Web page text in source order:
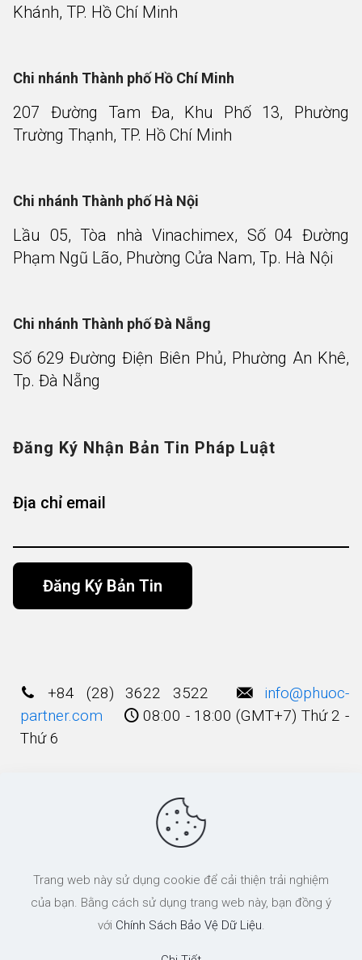
Khánh, TP. Hồ Chí Minh
Chi nhánh Thành phố Hồ Chí Minh
207 Đường Tam Đa, Khu Phố 13, Phường
Trường Thạnh, TP. Hồ Chí Minh
Chi nhánh Thành phố Hà Nội
Lầu 05, Tòa nhà Vinachimex, Số 04 Đường
Phạm Ngũ Lão, Phường Cửa Nam, Tp. Hà Nội
Chi nhánh Thành phố Đà Nẵng
Số 629 Đường Điện Biên Phủ, Phường An Khê,
Tp. Đà Nẵng
Đăng Ký Nhận Bản Tin Pháp Luật
Địa chỉ email
+84 (28) 3622 3522
info@phuoc-
partner.com
08:00 - 18:00 (GMT+7) Thứ 2 -
Thứ 6
© 2003 - 2025 Bản quyền thuộc về Công Ty
Luật TNHH Phước và Các cộng Sự
Trang web này sử dụng cookie để cải thiện trải nghiệm
của bạn. Bằng cách sử dụng trang web này, bạn đồng ý
với Chính Sách Bảo Vệ Dữ Liệu.